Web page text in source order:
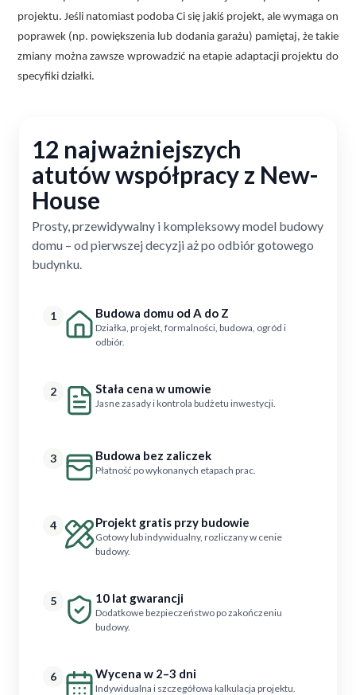
projektu. Jeśli natomiast podoba Ci się jakiś projekt, ale wymaga on
poprawek (np. powiększenia lub dodania garażu) pamiętaj, że takie
zmiany można zawsze wprowadzić na etapie adaptacji projektu do
specyfiki działki.
12 najważniejszych
atutów współpracy z New-
House
Prosty, przewidywalny i kompleksowy model budowy
domu – od pierwszej decyzji aż po odbiór gotowego
budynku.
1 Budowa domu od A do Z
Działka, projekt, formalności, budowa, ogród i
odbiór.
2 Stała cena w umowie
Jasne zasady i kontrola budżetu inwestycji.
3 Budowa bez zaliczek
Płatność po wykonanych etapach prac.
4 Projekt gratis przy budowie
Gotowy lub indywidualny, rozliczany w cenie
budowy.
5 10 lat gwarancji
Dodatkowe bezpieczeństwo po zakończeniu
budowy.
6 Wycena w 2–3 dni
Indywidualna i szczegółowa kalkulacja projektu.